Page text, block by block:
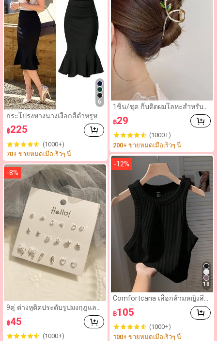
6
กระโปรงหางนางเงือกสีดำหรูหร
า ดีไซน์เอวสูง ชายระบาย ซักด้ว
ยเครื่องได้ เหมาะสำหรับกิจกรรม
฿225
(1000+)
70+ ขายหมดเมื่อเร็วๆ นี้
-8%
9คู่ ต่างหูติดประดับรูปมงกุฎและ
โบว์ สำหรับวันวาเลนไทน์ แม่ วัน
แม่ ของขวัญ
฿45
(1000+)
1ชิ้น/ชุด กิ๊บติดผมโลหะสำหรับผู้
หญิงพร้อมดอกไม้,ดีไซน์มัดผมหา
งม้าและมวยผม สำหรับกิจกรรมก
ลางแจ้ง,การออกเดท,งานปาร์ตี้ กิ๊
บติดผมที่หรูหราสำหรับชายหาด
฿29
(1000+)
200+ ขายหมดเมื่อเร็วๆ นี้
18
-12%
Comfortcana เสื้อกล้ามหญิงสีเรี
ยบ ลายขีด ถักแปรง เหมาะสำหรั
บสวมใส่ประจำวัน
฿105
(1000+)
100+ ขายหมดเมื่อเร็วๆ นี้